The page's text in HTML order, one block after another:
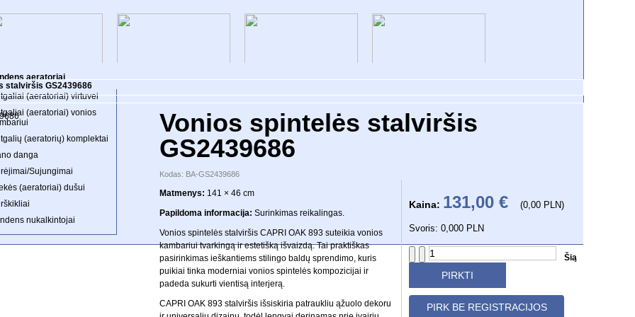
Lentynos
Skėčiai
Sofos ir kampai
KOLEKCIJOS
aeratoriai
(aeratoriai) virtuvei
(aeratoriai) vonios
(aeratorių) komplektai
danga
Sujungimai
(aeratoriai) dušui
nukalkintojai
stalviršis GS2439686
Vonios spintelės stalviršis
GS2439686
Kodas: BA-GS2439686
Matmenys: 141 × 46 cm
Papildoma informacija: Surinkimas reikalingas.
Vonios spintelės stalviršis CAPRI OAK 893 suteikia vonios
kambariui tvarkingą ir estetišką išvaizdą. Tai praktiškas
pasirinkimas ieškantiems stilingo baldų sprendimo, kuris
puikiai tinka moderniai vonios spintelės kompozicijai ir
padeda sukurti vientisą interjerą.
CAPRI OAK 893 stalviršis išsiskiria patraukliu ąžuolo dekoru
Kaina: 131,00 € (0,00 PLN)
Svoris: 0,000 PLN
PIRK BE REGISTRACIJOS
Šią